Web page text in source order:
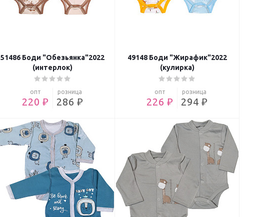
51486 Боди "Обезьянка"2022
(интерлок)
опт
220 ₽
розница
286 ₽
49148 Боди "Жирафик"2022
(кулирка)
опт
226 ₽
розница
294 ₽